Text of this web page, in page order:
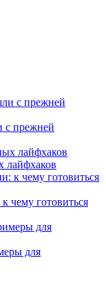
с прежней
лайфхаков
чему готовиться
для